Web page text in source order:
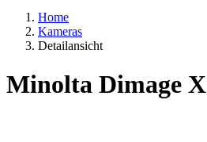
Home
Kameras
Detailansicht
Minolta Dimage X